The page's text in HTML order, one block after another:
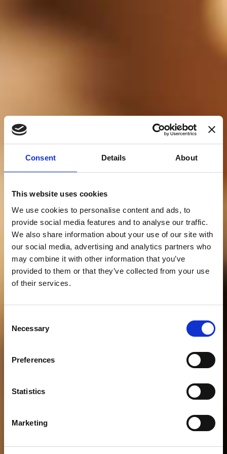
Consent Details About
This website uses cookies
We use cookies to personalise content and ads, to
provide social media features and to analyse our traffic.
We also share information about your use of our site with
our social media, advertising and analytics partners who
may combine it with other information that you’ve
provided to them or that they’ve collected from your use
of their services.
Selection
Necessary
Preferences
Statistics
Marketing